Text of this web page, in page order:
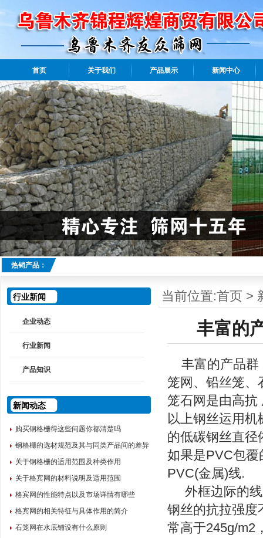
首页 关于我们 产品展示 新闻中心
热销产品：
当前位置:首页 >
丰富的
丰富的产品群
笼网、铅丝笼、
笼石网是由高抗
以上钢丝运用机
的低碳钢丝直径
如果是PVC包覆
PVC(金属)线.
外框边际的线
钢丝的抗拉强度
常高于245g/m2
行业新闻
企业动态
行业新闻
产品知识
新闻动态
购买钢格栅得这些问题你都清楚吗
钢格栅的选材规范及其与同类产品间的差异
关于钢格栅的适用范围及种类作用
关于格宾网的材料说明及适用范围
格宾网的性能特点以及市场详情有哪些
格宾网的相关特征与具体作用的简介
石笼网在水底铺设有什么原则